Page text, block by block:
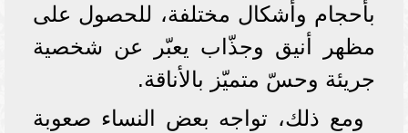
بأحجام وأشكال مختلفة، للحصول على
مظهر أنيق وجذّاب يعبّر عن شخصية
جريئة وحسّ متميّز بالأناقة.
ومع ذلك، تواجه بعض النساء صعوبة